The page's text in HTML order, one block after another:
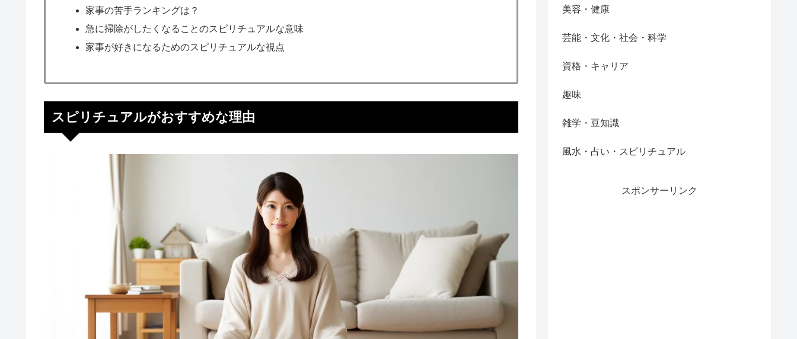
家事の苦手ランキングは？
急に掃除がしたくなることのスピリチュアルな意味
家事が好きになるためのスピリチュアルな視点
スピリチュアルがおすすめな理由
美容・健康
芸能・文化・社会・科学
資格・キャリア
趣味
雑学・豆知識
風水・占い・スピリチュアル
スポンサーリンク